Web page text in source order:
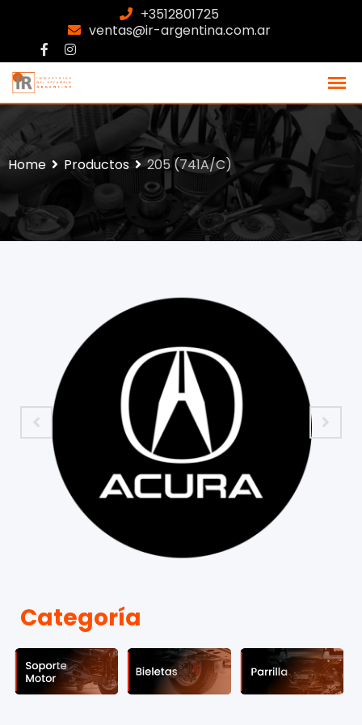
+3512801725
ventas@ir-argentina.com.ar
Home Productos 205 (741A/C)
Categoría